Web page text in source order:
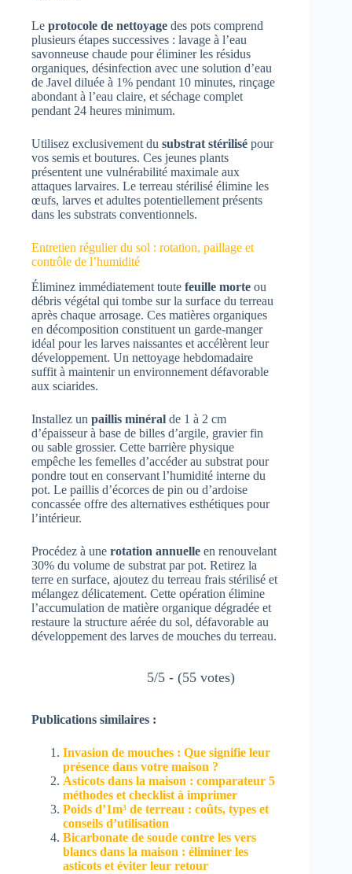
Le protocole de nettoyage des pots comprend
plusieurs étapes successives : lavage à l’eau
savonneuse chaude pour éliminer les résidus
organiques, désinfection avec une solution d’eau
de Javel diluée à 1% pendant 10 minutes, rinçage
abondant à l’eau claire, et séchage complet
pendant 24 heures minimum.
Utilisez exclusivement du substrat stérilisé pour
vos semis et boutures. Ces jeunes plants
présentent une vulnérabilité maximale aux
attaques larvaires. Le terreau stérilisé élimine les
œufs, larves et adultes potentiellement présents
dans les substrats conventionnels.
Entretien régulier du sol : rotation, paillage et
contrôle de l’humidité
Éliminez immédiatement toute feuille morte ou
débris végétal qui tombe sur la surface du terreau
après chaque arrosage. Ces matières organiques
en décomposition constituent un garde-manger
idéal pour les larves naissantes et accélèrent leur
développement. Un nettoyage hebdomadaire
suffit à maintenir un environnement défavorable
aux sciarides.
Installez un paillis minéral de 1 à 2 cm
d’épaisseur à base de billes d’argile, gravier fin
ou sable grossier. Cette barrière physique
empêche les femelles d’accéder au substrat pour
pondre tout en conservant l’humidité interne du
pot. Le paillis d’écorces de pin ou d’ardoise
concassée offre des alternatives esthétiques pour
l’intérieur.
Procédez à une rotation annuelle en renouvelant
30% du volume de substrat par pot. Retirez la
terre en surface, ajoutez du terreau frais stérilisé et
mélangez délicatement. Cette opération élimine
l’accumulation de matière organique dégradée et
restaure la structure aérée du sol, défavorable au
développement des larves de mouches du terreau.
5/5 - (55 votes)
Publications similaires :
Invasion de mouches : Que signifie leur
présence dans votre maison ?
Asticots dans la maison : comparateur 5
méthodes et checklist à imprimer
Poids d’1m³ de terreau : coûts, types et
conseils d’utilisation
Bicarbonate de soude contre les vers
blancs dans la maison : éliminer les
asticots et éviter leur retour